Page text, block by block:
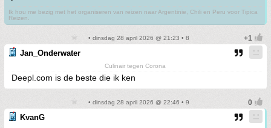
Ik hou me bezig met het organiseren van reizen naar Argentinie, Chili en Peru voor Tipica
Reizen.
• dinsdag 28 april 2026 @ 21:23 • 8
Jan_Onderwater
Culinair tegen Corona
Deepl.com is de beste die ik ken
• dinsdag 28 april 2026 @ 22:46 • 9
KvanG